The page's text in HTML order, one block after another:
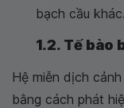
bạch cầu khác.
1.2. Tế bào
Hệ miễn dịch
bằng cách phát